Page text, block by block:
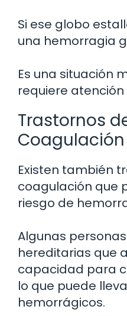
Si ese globo
una hemorragia
Es una situación
requiere
Trastornos
Coagulación
Existen también
coagulación que
riesgo de
Algunas
hereditarias que
capacidad para
lo que puede
hemorrágicos.